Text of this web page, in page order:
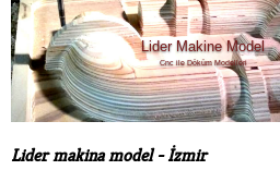
Lider Makine Model
Cnc ile Döküm Modelleri
Lider makina model - İzmir